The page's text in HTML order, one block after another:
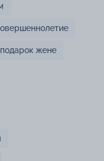
жене